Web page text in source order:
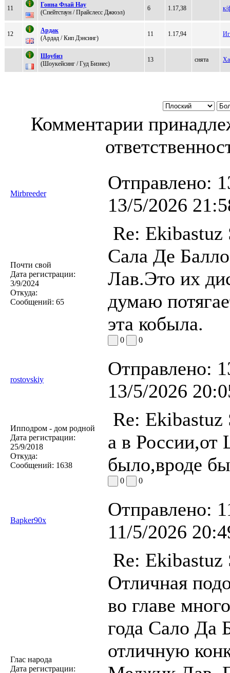
11
Гоннa Флaй Haу
(Спeйтстаун / Прайслесс Джюэл)
6 1.17,38 к/
12
Аpдак
(Apдад / Кип Дэнсинг)
11 1.17,94
Шoубиз
(Шоукейсинг / Гуд Бизнеc)
13 снята
Комментарии
Mirbreeder
Отправлено:
13/5/2026
Почти свой
Дата регистрации:
3/9/2024
Откуда:
Сообщений: 65
Re:
Сала Де
Лав.Это их
думаю
эта кобыла.
0 0
rostovskiy
Отправлено:
13/5/2026
Ипподром - дом родной
Дата регистрации:
25/9/2018
Откуда:
Сообщений: 1638
Re:
а в России,от
было,вроде
0 0
Bapker90x
Отправлено:
11/5/2026
Глас народа
Дата регистрации:
Re:
Отличная
во главе
года Сало Да
отличную